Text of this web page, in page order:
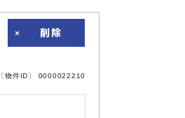
〔物件ID〕 0000022210